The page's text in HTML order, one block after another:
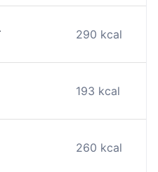
290 kcal
193 kcal
260 kcal